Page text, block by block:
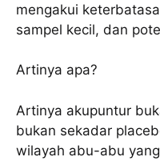
mengakui
sampel kecil, dan
Artinya apa?
Artinya akupuntur
bukan sekadar
wilayah abu-abu